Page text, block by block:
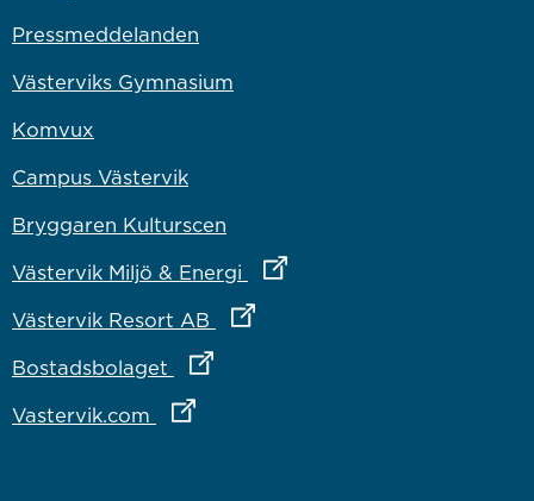
Pressmeddelanden
Västerviks Gymnasium
Komvux
Campus Västervik
Bryggaren Kulturscen
Västervik Miljö & Energi
Länk till annan webbplats
Västervik Resort AB Länk till annan webbplats
Bostadsbolaget Länk till annan webbplats
Vastervik.com Länk till annan webbplats